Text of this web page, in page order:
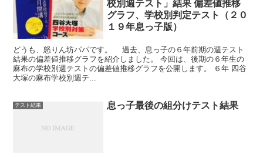
校別週テスト」結果 偏差値推移
グラフ、学校別判定テスト（２０
１９年息っ子版）
どうも、怒りん坊パパです。 過去、息っ子の６年前期の週テスト
結果の偏差値推移グラフを紹介しました。 今回は、後期の６年生の
麻布の学校別週テストの偏差値推移グラフを公開します。 ６年 四谷
大塚の麻布学校別週テ...
テスト結果 息っ子最後の組分けテスト結果